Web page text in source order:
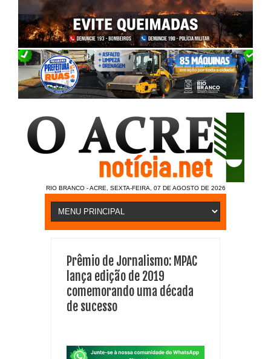
RIO BRANCO - ACRE, SEXTA-FEIRA, 07 DE AGOSTO DE 2026
Prêmio de Jornalismo: MPAC
lança edição de 2019
comemorando uma década
de sucesso